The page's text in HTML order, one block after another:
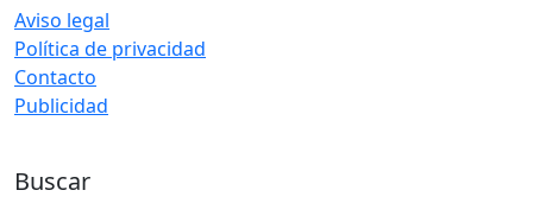
Aviso legal
Política de privacidad
Contacto
Publicidad
Buscar